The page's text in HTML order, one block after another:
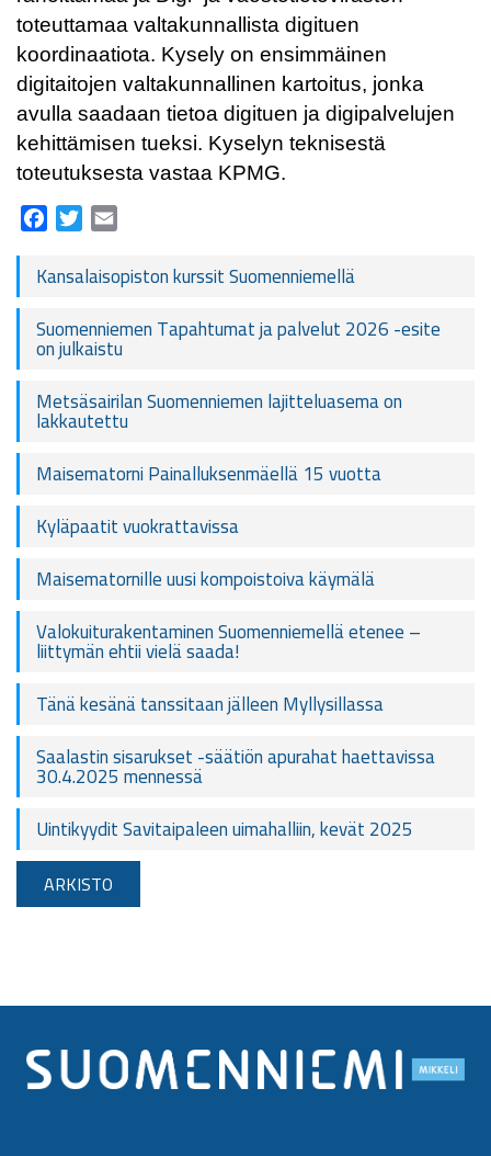
toteuttamaa valtakunnallista digituen
koordinaatiota. Kysely on ensimmäinen
digitaitojen valtakunnallinen kartoitus, jonka
avulla saadaan tietoa digituen ja digipalvelujen
kehittämisen tueksi. Kyselyn teknisestä
toteutuksesta vastaa KPMG.
Facebook
Twitter
Kansalaisopiston kurssit Suomenniemellä
Suomenniemen Tapahtumat ja palvelut 2026 -esite
on julkaistu
Metsäsairilan Suomenniemen lajitteluasema on
lakkautettu
Maisematorni Painalluksenmäellä 15 vuotta
Kyläpaatit vuokrattavissa
Maisematornille uusi kompoistoiva käymälä
Valokuiturakentaminen Suomenniemellä etenee –
liittymän ehtii vielä saada!
Tänä kesänä tanssitaan jälleen Myllysillassa
Saalastin sisarukset -säätiön apurahat haettavissa
30.4.2025 mennessä
Uintikyydit Savitaipaleen uimahalliin, kevät 2025
ARKISTO